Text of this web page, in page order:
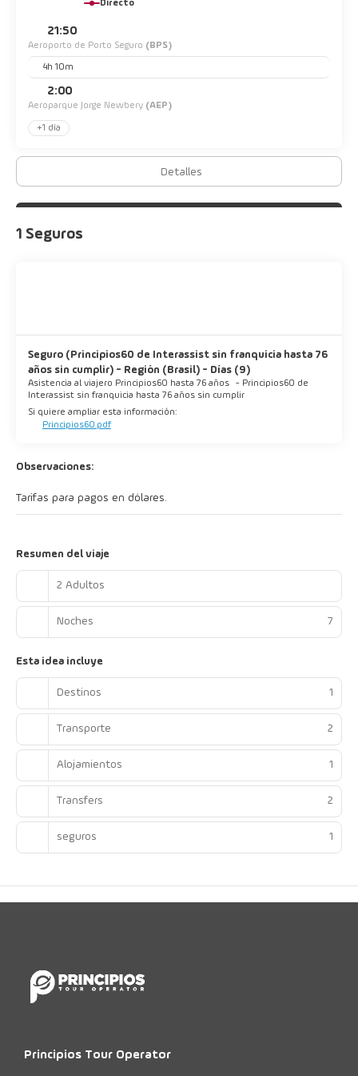
Directo
21:50
Aeroporto de Porto Seguro (BPS)
4h 10m
2:00
Aeroparque Jorge Newbery (AEP)
+1 día
Detalles
1 Seguros
Seguro (Principios60 de Interassist sin franquicia hasta 76
años sin cumplir) - Región (Brasil) - Días (9)
Asistencia al viajero Principios60 hasta 76 años - Principios60 de
Interassist sin franquicia hasta 76 años sin cumplir
Si quiere ampliar esta información:
Principios60.pdf
Observaciones:
Tarifas para pagos en dólares.
Resumen del viaje
2 Adultos
Noches 7
Esta idea incluye
Destinos 1
Transporte 2
Alojamientos 1
Transfers 2
seguros 1
Principios Tour Operator